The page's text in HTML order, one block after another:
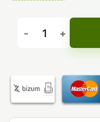
Aroma